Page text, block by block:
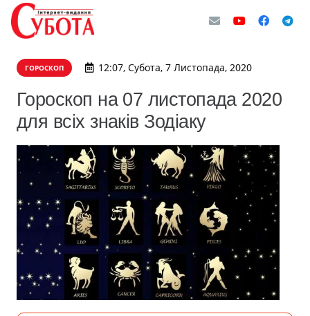
ГОРОСКОП 12:07, Субота, 7 Листопада, 2020
Гороскоп на 07 листопада 2020
для всіх знаків Зодіаку